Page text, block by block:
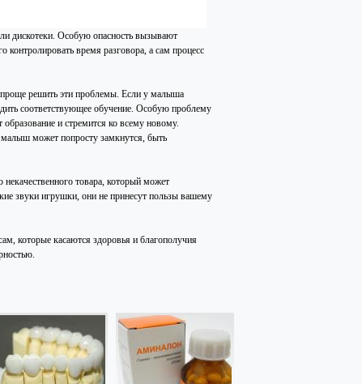
дискотеки. Особую опасность вызывают
время разговора, а сам процесс
проще решить эти проблемы. Если у малыша
соответствующее обучение. Особую проблему
образование и стремится ко всему новому.
может попросту замкнутся, быть
товара, который может
звуки игрушки, они не принесут пользы вашему
которые касаются здоровья и благополучия